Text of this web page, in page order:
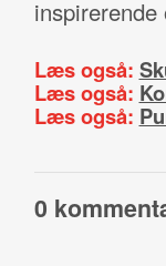
inspirerende
Læs også:
Læs også:
Læs også:
0